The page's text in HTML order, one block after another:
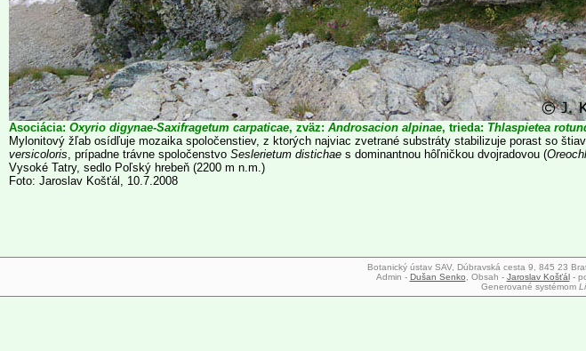
Asociácia: Oxyrio digynae-Saxifragetum carpaticae, zväz: Androsacion alpinae, trieda: Thlaspietea
Mylonitový žľab osídľuje mozaika spoločenstiev, z ktorých najviac zvetrané substráty stabilizuje porast so
versicoloris, prípadne trávne spoločenstvo Seslerietum distichae s dominantnou hôľničkou dvojradovou (
Vysoké Tatry, sedlo Poľský hrebeň (2200 m n.m.)
Foto: Jaroslav Košťál, 10.7.2008
Botanický ústav SAV, Dúbravská cesta 9, 845 23
Admin - Dušan Senko , Obsah - Jaroslav Košťál-
Generované systémom